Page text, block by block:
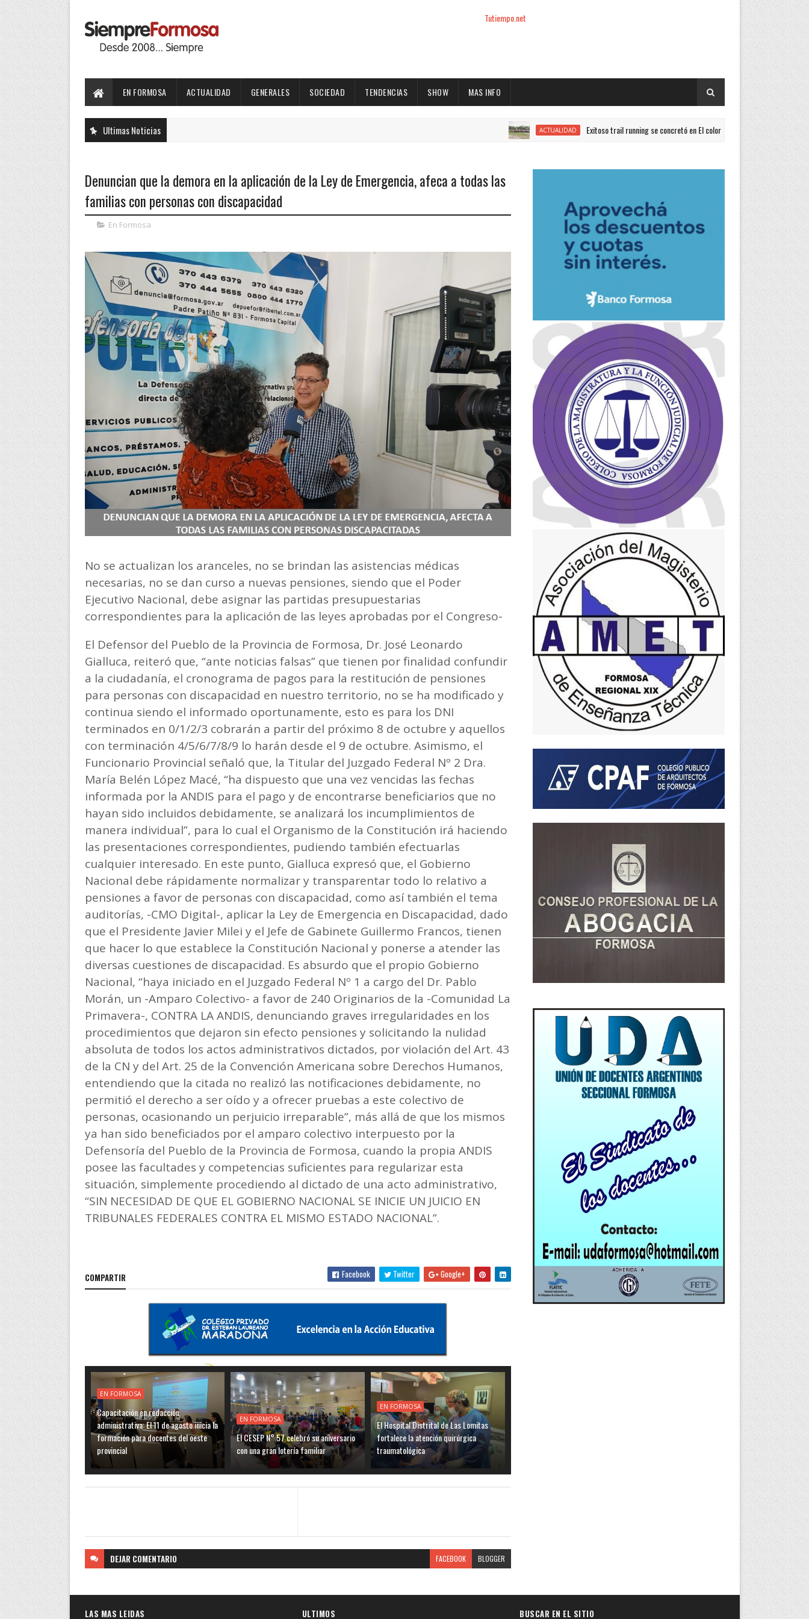
Tutiempo.net
EN FORMOSA ACTUALIDAD GENERALES SOCIEDAD TENDENCIAS SHOW MAS INFO
Ultimas Noticias ACTUALIDAD Exitoso trail running se concretó en El colorado GENERALES La
Denuncian que la demora en la aplicación de la Ley de Emergencia, afeca a todas las
familias con personas con discapacidad
En Formosa
No se actualizan los aranceles, no se brindan las asistencias médicas
necesarias, no se dan curso a nuevas pensiones, siendo que el Poder
Ejecutivo Nacional, debe asignar las partidas presupuestarias
correspondientes para la aplicación de las leyes aprobadas por el Congreso-
El Defensor del Pueblo de la Provincia de Formosa, Dr. José Leonardo
Gialluca, reiteró que, “ante noticias falsas” que tienen por finalidad confundir
a la ciudadanía, el cronograma de pagos para la restitución de pensiones
para personas con discapacidad en nuestro territorio, no se ha modificado y
continua siendo el informado oportunamente, esto es para los DNI
terminados en 0/1/2/3 cobrarán a partir del próximo 8 de octubre y aquellos
con terminación 4/5/6/7/8/9 lo harán desde el 9 de octubre. Asimismo, el
Funcionario Provincial señaló que, la Titular del Juzgado Federal Nº 2 Dra.
María Belén López Macé, “ha dispuesto que una vez vencidas las fechas
informada por la ANDIS para el pago y de encontrarse beneficiarios que no
hayan sido incluidos debidamente, se analizará los incumplimientos de
manera individual”, para lo cual el Organismo de la Constitución irá haciendo
las presentaciones correspondientes, pudiendo también efectuarlas
cualquier interesado. En este punto, Gialluca expresó que, el Gobierno
Nacional debe rápidamente normalizar y transparentar todo lo relativo a
pensiones a favor de personas con discapacidad, como así también el tema
auditorías, -CMO Digital-, aplicar la Ley de Emergencia en Discapacidad, dado
que el Presidente Javier Milei y el Jefe de Gabinete Guillermo Francos, tienen
que hacer lo que establece la Constitución Nacional y ponerse a atender las
diversas cuestiones de discapacidad. Es absurdo que el propio Gobierno
Nacional, “haya iniciado en el Juzgado Federal Nº 1 a cargo del Dr. Pablo
Morán, un -Amparo Colectivo- a favor de 240 Originarios de la -Comunidad La
Primavera-, CONTRA LA ANDIS, denunciando graves irregularidades en los
procedimientos que dejaron sin efecto pensiones y solicitando la nulidad
absoluta de todos los actos administrativos dictados, por violación del Art. 43
de la CN y del Art. 25 de la Convención Americana sobre Derechos Humanos,
entendiendo que la citada no realizó las notificaciones debidamente, no
permitió el derecho a ser oído y a ofrecer pruebas a este colectivo de
personas, ocasionando un perjuicio irreparable”, más allá de que los mismos
ya han sido beneficiados por el amparo colectivo interpuesto por la
Defensoría del Pueblo de la Provincia de Formosa, cuando la propia ANDIS
posee las facultades y competencias suficientes para regularizar esta
situación, simplemente procediendo al dictado de una acto administrativo,
“SIN NECESIDAD DE QUE EL GOBIERNO NACIONAL SE INICIE UN JUICIO EN
TRIBUNALES FEDERALES CONTRA EL MISMO ESTADO NACIONAL”.
COMPARTIR Facebook Twitter Google+
EN FORMOSA
Capacitación en redacción
administrativa: El 11 de agosto inicia la
formación para docentes del oeste
provincial
EN FORMOSA
El CESEP N° 57 celebró su aniversario
con una gran lotería familiar
EN FORMOSA
El Hospital Distrital de Las Lomitas
fortalece la atención quirúrgica
traumatológica
DEJAR COMENTARIO FACEBOOK BLOGGER
LAS MAS LEIDAS ULTIMOS BUSCAR EN EL SITIO